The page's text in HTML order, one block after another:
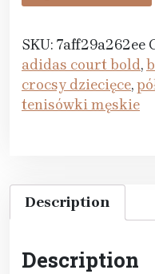
SKU: 7aff29a262ee
adidas court bold,
crocsy dziecięce,
tenisówki męskie
Description
Description